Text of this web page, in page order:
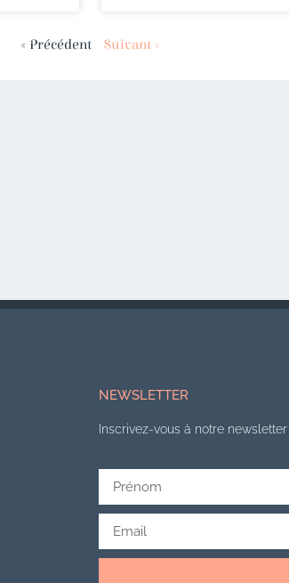
« Précédent Suivant »
NEWSLETTER
Inscrivez-vous à notre